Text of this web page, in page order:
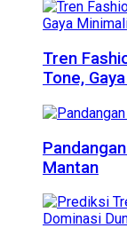
Tren
Tone,
Mantan